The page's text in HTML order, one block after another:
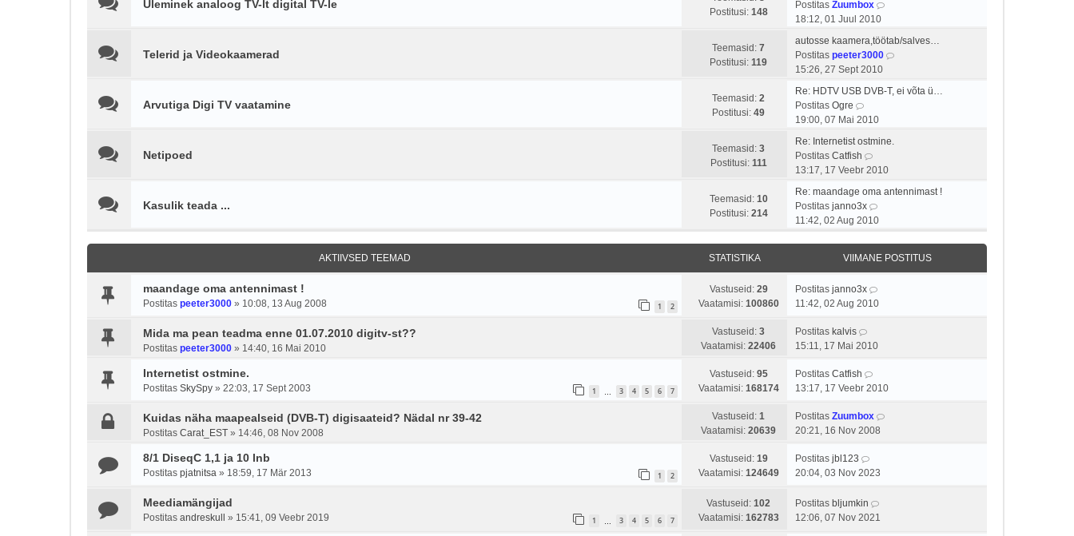
t
s
t
t
u
s
t
t
p
o
s
t
t
t
i
m
s
t
p
o
s
t
t
u
s
t
a
v
i
i
m
s
p
o
s
t
t
u
s
t
Üleminek analoog TV-lt digital TV-le
Postitusi: 148
Postitas Zuumbox
t
a
i
s
p
o
i
u
18:12, 01 Juul 2010
Telerid ja Videokaamerad Teemasid: 7
Postitusi: 119
autosse kaamera,töötab/salves…
Postitas peeter3000
t
s
o
s
t
15:26, 27 Sept 2010
Arvutiga Digi TV vaatamine Teemasid: 2
Postitusi: 49
Re: HDTV USB DVB-T, ei võta ü…
Postitas Ogre
a
t
a
v
i
i
m
a
t
o
s
i
t
s
t
19:00, 07 Mai 2010
Netipoed Teemasid: 3
Postitusi: 111
Re: Internetist ostmine.
Postitas Catfish
a
t
a
v
i
i
m
a
s
o
i
u
s
13:17, 17 Veebr 2010
Kasulik teada ... Teemasid: 10
Postitusi: 214
Re: maandage oma antennimast !
Postitas janno3x
a
a
a
i
o
t
i
s
11:42, 02 Aug 2010
AKTIIVSED TEEMAD STATISTIKA VIIMANE POSTITUS
maandage oma antennimast !
Postitas peeter3000 » 10:08, 13 Aug 2008 1 2
Vastuseid: 29
Vaatamisi: 100860
Postitas janno3x
11:42, 02 Aug 2010
Mida ma pean teadma enne 01.07.2010 digitv-st??
Postitas peeter3000 » 14:40, 16 Mai 2010
Vastuseid: 3
Vaatamisi: 22406
Postitas kalvis
15:11, 17 Mai 2010
Internetist ostmine.
Postitas SkySpy » 22:03, 17 Sept 2003 1 3 4 5 6 7
Vastuseid: 95
Vaatamisi: 168174
Postitas Catfish
13:17, 17 Veebr 2010
Kuidas näha maapealseid (DVB-T) digisaateid? Nädal nr 39-42
Postitas Carat_EST » 14:46, 08 Nov 2008
Vastuseid: 1
Vaatamisi: 20639
Postitas Zuumbox
20:21, 16 Nov 2008
8/1 DiseqC 1,1 ja 10 lnb
Postitas pjatnitsa » 18:59, 17 Mär 2013 1 2
Vastuseid: 19
Vaatamisi: 124649
Postitas jbl123
20:04, 03 Nov 2023
Meediamängijad
Postitas andreskull » 15:41, 09 Veebr 2019 1 3 4 5 6 7
Vastuseid: 102
Vaatamisi: 162783
Postitas bljumkin
12:06, 07 Nov 2021